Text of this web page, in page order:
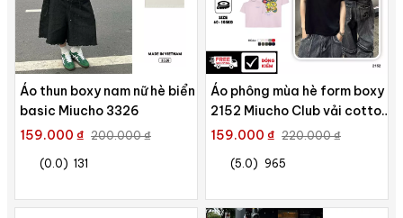
Áo thun boxy nam nữ hè biển
basic Miucho 3326
159.000 ₫ 200.000 ₫
(0.0) 131
Áo phông mùa hè form boxy
2152 Miucho Club vải cotton
2c 250gsm cổ tròn thoáng
159.000 ₫ 220.000 ₫
(5.0) 965